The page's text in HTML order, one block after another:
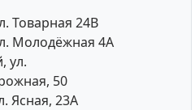
Товарная 24В
Молодёжная 4А
ул.
50
Ясная, 23А